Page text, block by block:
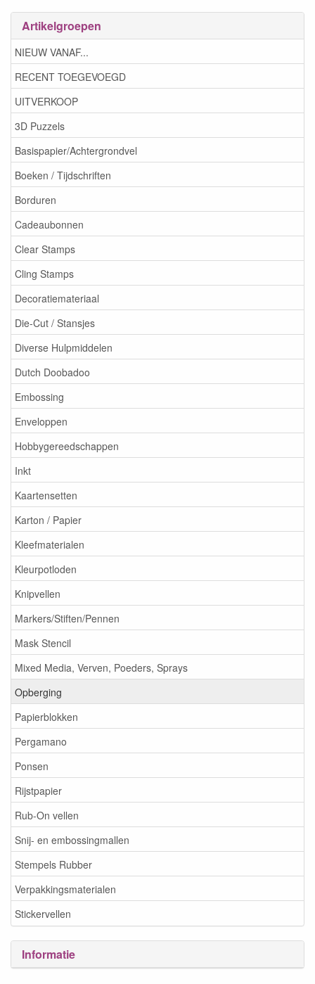
Artikelgroepen
NIEUW VANAF...
RECENT TOEGEVOEGD
UITVERKOOP
3D Puzzels
Basispapier/Achtergrondvel
Boeken / Tijdschriften
Borduren
Cadeaubonnen
Clear Stamps
Cling Stamps
Decoratiemateriaal
Die-Cut / Stansjes
Diverse Hulpmiddelen
Dutch Doobadoo
Embossing
Enveloppen
Hobbygereedschappen
Inkt
Kaartensetten
Karton / Papier
Kleefmaterialen
Kleurpotloden
Knipvellen
Markers/Stiften/Pennen
Mask Stencil
Mixed Media, Verven, Poeders, Sprays
Opberging
Papierblokken
Pergamano
Ponsen
Rijstpapier
Rub-On vellen
Snij- en embossingmallen
Stempels Rubber
Verpakkingsmaterialen
Stickervellen
Informatie